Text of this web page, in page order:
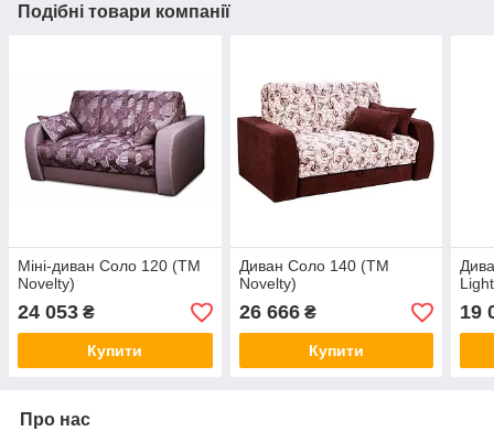
Подібні товари компанії
Міні-диван Соло 120 (ТМ
Novelty)
24 053 ₴
Купити
Диван Соло 140 (ТМ
Novelty)
26 666₴
Купити
19
Про нас